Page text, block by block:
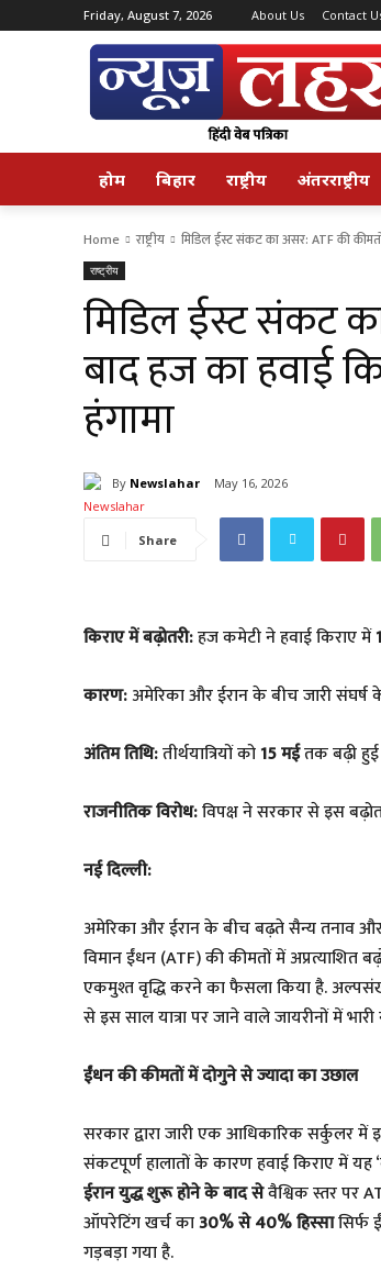
Friday, August 7, 2026 About Us Contact
होम बिहार राष्ट्रीय अंतरराष्ट्रीय
Home राष्ट्रीय मिडिल ईस्ट संकट का असर: ATF की
राष्ट्रीय
मिडिल ईस्ट संकट
बाद हज का हवाई
हंगामा
By Newslahar May 16, 2026
Share
किराए में बढ़ोतरी:हज कमेटी ने हवाई किराए में
कारण:अमेरिका और ईरान के बीच जारी
अंतिम तिथि:तीर्थयात्रियों को15 मईतक बढ़ी हुई
राजनीतिक विरोध:विपक्ष ने सरकार से इस
नई दिल्ली:
अमेरिका और ईरान के बीच बढ़ते सैन्य तनाव और
विमान ईंधन (ATF) की कीमतों में अप्रत्याशित
एकमुश्त वृद्धि करने का फैसला किया है.
से इस साल यात्रा पर जाने वाले जायरीनों में
ईंधन की कीमतों में दोगुने से ज्यादा का उछाल
​सरकार द्वारा जारी एक आधिकारिक सर्कुलर
संकटपूर्ण हालातों के कारण हवाई किराए में यह
ईरान युद्ध शुरू होने के बाद सेवैश्विक स्तर पर
ऑपरेटिंग खर्च का30% से 40% हिस्सासिर्फ
गड़बड़ा गया है.